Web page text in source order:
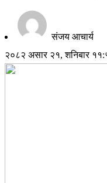
संजय आचार्य
२०८२ असार २१, शनिबार